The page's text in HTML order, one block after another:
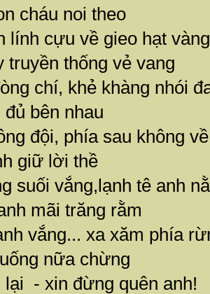
cháu noi theo
lính cựu về gieo hạt
truyền thống vẻ vang
chí, khẻ khàng nhói
đủ bên nhau
đội, phía sau không
giữ lời thề
suối vắng,lạnh tê anh
mãi trăng rằm
vắng... xa xăm phía
nữa chừng
lại - xin đừng quên anh!